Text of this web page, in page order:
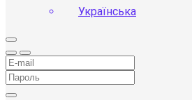
Українська